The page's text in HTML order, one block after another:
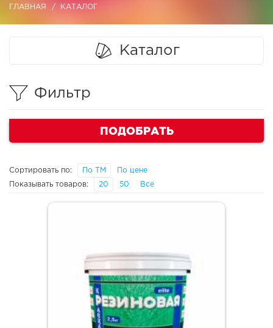
ГЛАВНАЯ КАТАЛОГ
Каталог
Фильтр
ПОДОБРАТЬ
Сортировать по: По ТМ По цене
Показывать товаров: 20 50 Все